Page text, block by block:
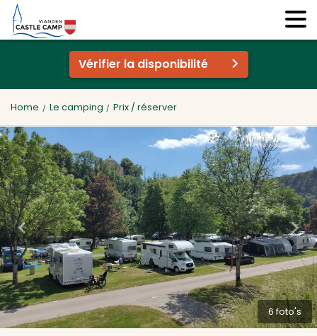
Vérifier la disponibilité
Home Le camping Prix / réserver
6 foto's